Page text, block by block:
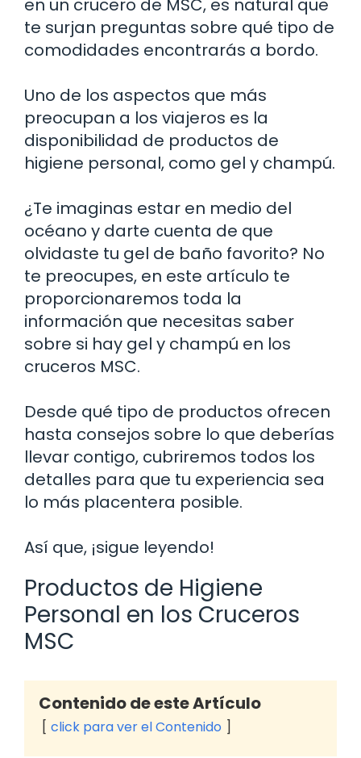
en un crucero de MSC, es natural que
te surjan preguntas sobre qué tipo de
comodidades encontrarás a bordo.
Uno de los aspectos que más
preocupan a los viajeros es la
disponibilidad de productos de
higiene personal, como gel y champú.
¿Te imaginas estar en medio del
océano y darte cuenta de que
olvidaste tu gel de baño favorito? No
te preocupes, en este artículo te
proporcionaremos toda la
información que necesitas saber
sobre si hay gel y champú en los
cruceros MSC.
Desde qué tipo de productos ofrecen
hasta consejos sobre lo que deberías
llevar contigo, cubriremos todos los
detalles para que tu experiencia sea
lo más placentera posible.
Así que, ¡sigue leyendo!
Productos de Higiene
Personal en los Cruceros
MSC
Contenido de este Artículo
click para ver el Contenido